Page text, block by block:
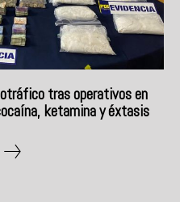
tras operativos en
ketamina y éxtasis